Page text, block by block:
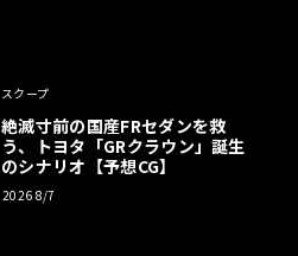
スクープ
絶滅寸前の国産FRセダンを救
う、トヨタ「GRクラウン」誕生
のシナリオ【予想CG】
2026 8/7